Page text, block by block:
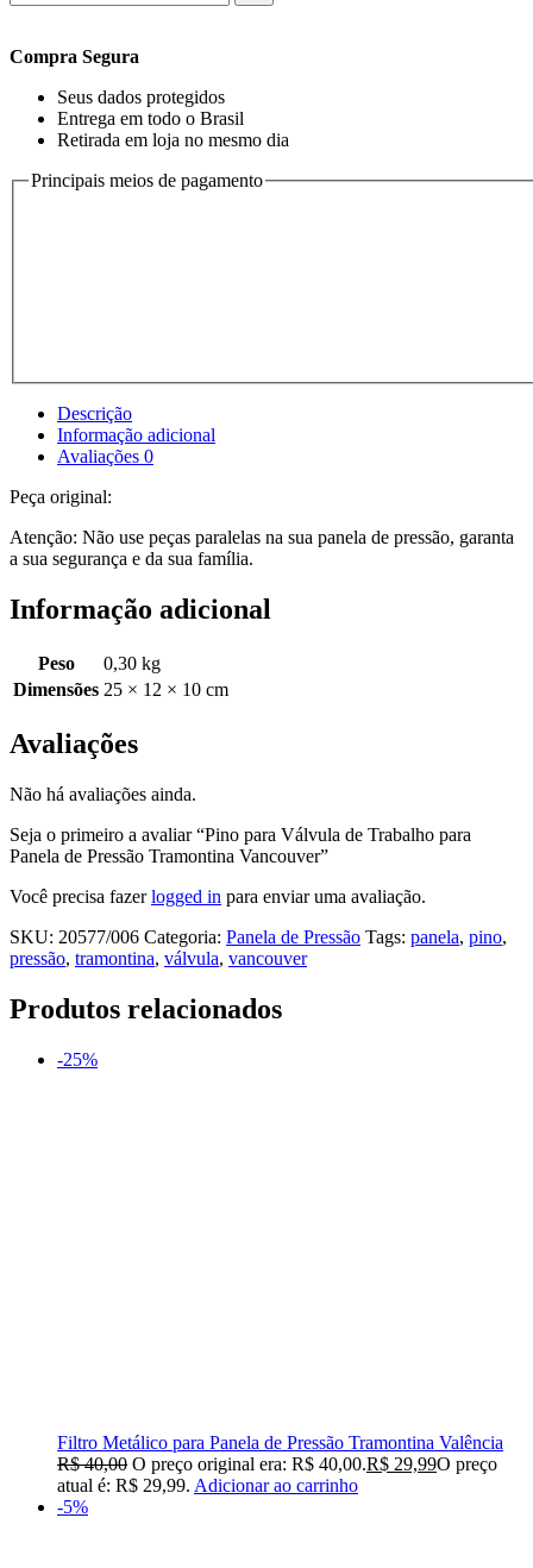
Compra Segura
Seus dados protegidos
Entrega em todo o Brasil
Retirada em loja no mesmo dia
Principais meios de pagamento
Descrição
Informação adicional
Avaliações 0
Peça original:
Atenção: Não use peças paralelas na sua panela de pressão, garanta
a sua segurança e da sua família.
Informação adicional
Peso
0,30 kg
Dimensões 25 × 12 × 10 cm
Avaliações
Não há avaliações ainda.
Seja o primeiro a avaliar “Pino para Válvula de Trabalho para
Panela de Pressão Tramontina Vancouver”
Você precisa fazerlogged in para enviar uma avaliação.
SKU: 20577/006 Categoria: Panela de Pressão Tags: panela, pino,
pressão, tramontina, válvula, vancouver
Produtos relacionados
-25%
Filtro Metálico para Panela de Pressão Tramontina Valência
R$40,00 O preço original era: R$ 40,00.R$ 29,99O preço
atual é: R$ 29,99. Adicionar ao carrinho
-5%